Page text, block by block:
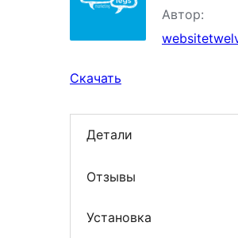
Автор:
Скачать
Детали
Отзывы
Установка